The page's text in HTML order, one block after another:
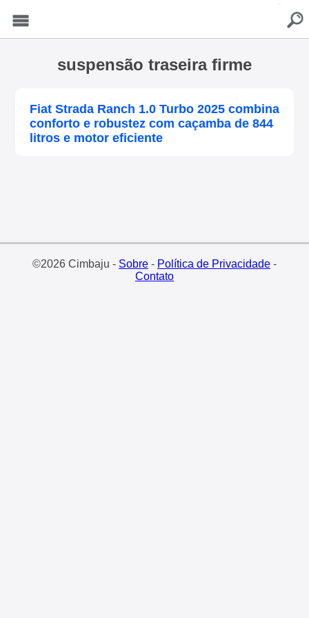
suspensão traseira firme
Fiat Strada Ranch 1.0 Turbo 2025 combina
conforto e robustez com caçamba de 844
litros e motor eficiente
©2026 Cimbaju - Sobre- Política de Privacidade-
Contato